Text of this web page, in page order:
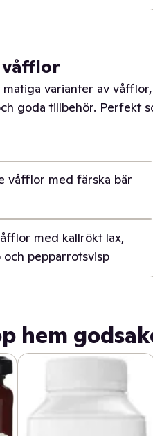
matiga varianter av
goda tillbehör. Perfekt
våfflor med färska bär
med kallrökt lax,
och pepparrotsvisp
hem